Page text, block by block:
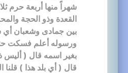
شهراً منها أربعة حرم
القعدة وذو الحجة
بين جمادى وشعبان أي
ورسوله أعلم فسكت
بغير اسمه قال ( أليس
قال ( أي بلد هذا ) قلنا